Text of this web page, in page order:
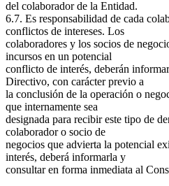
del colaborador de la Entidad.
6.7. Es responsabilidad de cada
conflictos de intereses. Los
colaboradores y los socios de
incursos en un potencial
conflicto de interés, deberán
Directivo, con carácter previo a
la conclusión de la operación o
que internamente sea
designada para recibir este tipo de
colaborador o socio de
negocios que advierta la potencial
interés, deberá informarla y
consultar en forma inmediata al